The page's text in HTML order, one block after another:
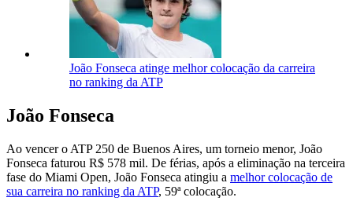
João Fonseca atinge melhor colocação da carreira
no ranking da ATP
João Fonseca
Ao vencer o ATP 250 de Buenos Aires, um torneio menor, João
Fonseca faturou R$ 578 mil. De férias, após a eliminação na terceira
fase do Miami Open, João Fonseca atingiu a melhor colocação de
sua carreira no ranking da ATP, 59ª colocação.